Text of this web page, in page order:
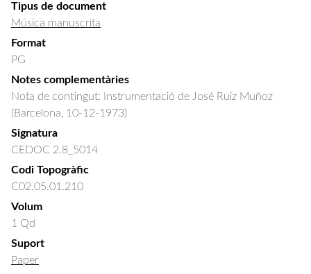
Tipus de document
Música manuscrita
Format
PG
Notes complementàries
Nota de contingut: Instrumentació de José Ruiz Muñoz
(Barcelona, 10-12-1973)
Signatura
CEDOC 2.8_5014
Codi Topogràfic
C02.05.01.210
Volum
1 Qd
Suport
Paper